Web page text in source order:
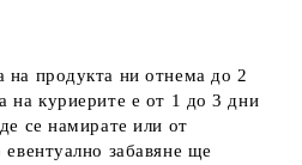
на продукта ни отнема до 2
на куриерите е от 1 до 3 дни
се намирате или от
забавяне ще